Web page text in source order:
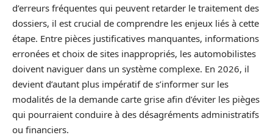
d’erreurs fréquentes qui peuvent retarder le traitement des
dossiers, il est crucial de comprendre les enjeux liés à cette
étape. Entre pièces justificatives manquantes, informations
erronées et choix de sites inappropriés, les automobilistes
doivent naviguer dans un système complexe. En 2026, il
devient d’autant plus impératif de s’informer sur les
modalités de la demande carte grise afin d’éviter les pièges
qui pourraient conduire à des désagréments administratifs
ou financiers.